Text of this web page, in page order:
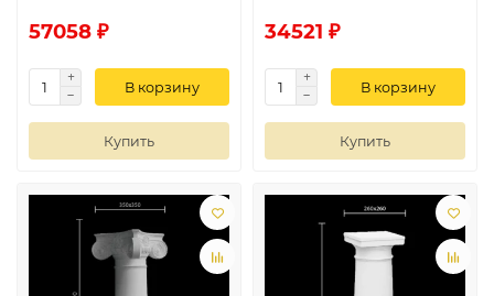
57058 ₽
В корзину
Купить
34521 ₽
В корзину
Купить